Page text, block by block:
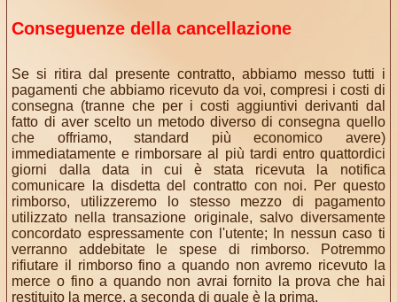
Conseguenze della cancellazione
Se si ritira dal presente contratto, abbiamo messo tutti i
pagamenti che abbiamo ricevuto da voi, compresi i costi di
consegna (tranne che per i costi aggiuntivi derivanti dal
fatto di aver scelto un metodo diverso di consegna quello
che offriamo, standard più economico avere)
immediatamente e rimborsare al più tardi entro quattordici
giorni dalla data in cui è stata ricevuta la notifica
comunicare la disdetta del contratto con noi. Per questo
rimborso, utilizzeremo lo stesso mezzo di pagamento
utilizzato nella transazione originale, salvo diversamente
concordato espressamente con l'utente; In nessun caso ti
verranno addebitate le spese di rimborso. Potremmo
rifiutare il rimborso fino a quando non avremo ricevuto la
merce o fino a quando non avrai fornito la prova che hai
restituito la merce, a seconda di quale è la prima.